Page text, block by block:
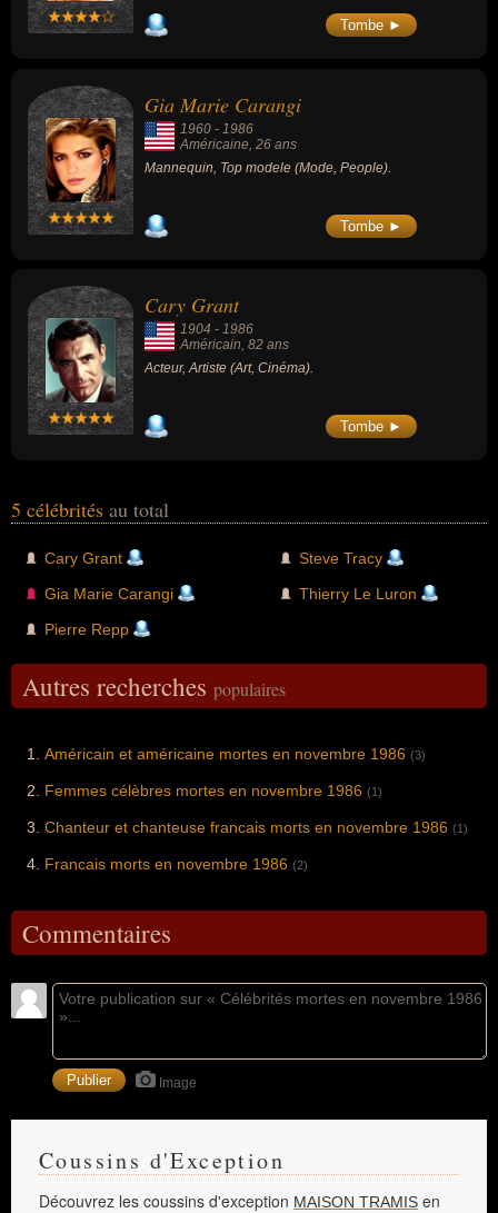
music-hall adapté à des grandes salles
comme l'Olympia. Son succès, sesTombe ►
Gia Marie Carangi
1960 - 1986
Américaine , 26 ans
Mannequin, Top modele (Mode, People).
Tombe ►
Cary Grant
1904 - 1986
Américain, 82 ans
Acteur, Artiste (Art, Cinéma).
Tombe ►
5 célébrités au total
Cary Grant
Gia Marie Carangi
Pierre Repp
Steve Tracy
Thierry Le Luron
Autres recherches populaires
Américain et américaine mortes en novembre 1986 (3)
Femmes célèbres mortes en novembre 1986 (1)
Chanteur et chanteuse francais morts en novembre 1986 (1)
Francais morts en novembre 1986 (2)
Commentaires
Image
Coussins d'Exception
Découvrez les coussins d'exception MAISON TRAMIS en